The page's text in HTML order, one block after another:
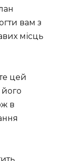
вам з
місць
цей
в